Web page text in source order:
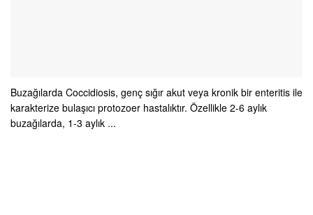
Buzağılarda Coccidiosis, genç sığır akut veya kronik bir enteritis ile
karakterize bulaşıcı protozoer hastalıktır. Özellikle 2-6 aylık
buzağılarda, 1-3 aylık ...